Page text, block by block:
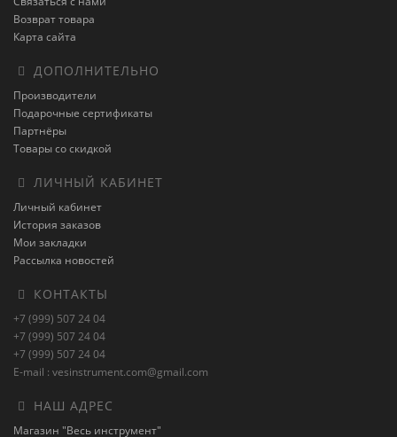
Возврат товара
Карта сайта
ДОПОЛНИТЕЛЬНО
Производители
Подарочные сертификаты
Партнёры
Товары со скидкой
ЛИЧНЫЙ КАБИНЕТ
Личный кабинет
История заказов
Мои закладки
Рассылка новостей
КОНТАКТЫ
+7 (999) 507 24 04
+7 (999) 507 24 04
+7 (999) 507 24 04
E-mail : vesinstrument.com@gmail.com
НАШ АДРЕС
Магазин "Весь инструмент"